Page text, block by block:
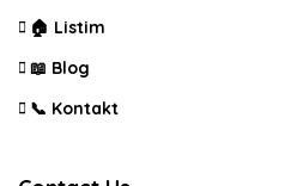
🏠 Listim
📖 Blog
📞 Kontakt